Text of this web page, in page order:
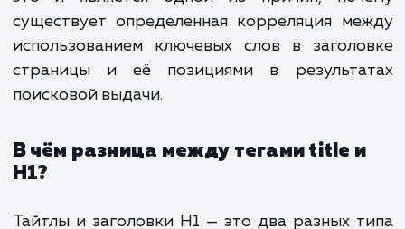
страниц, или тайтлов, требует
и, что немаловажно,
подхода. Это касается как
Также стоит отметить, что крупные
системы, такие как Google и Яндекс,